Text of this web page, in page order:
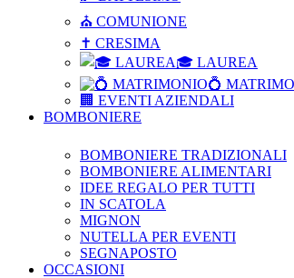
⛪ COMUNIONE
✝ CRESIMA
🎓 LAUREA
💍
🏢 EVENTI AZIENDALI
BOMBONIERE
BOMBONIERE TRADIZIONALI
BOMBONIERE ALIMENTARI
IDEE REGALO PER TUTTI
IN SCATOLA
MIGNON
NUTELLA PER EVENTI
SEGNAPOSTO
OCCASIONI